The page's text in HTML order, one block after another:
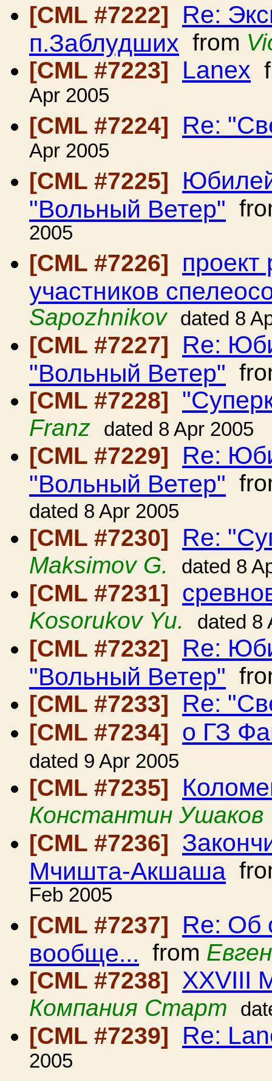
[CML #7222] Re:
п.Заблудших from
[CML #7223]
Lanex
Apr 2005
[CML #7224]
Re:
Apr 2005
[CML #7225]
"Вольный Ветер"
2005
[CML #7226]
проект
участников
Sapozhnikov
dated 8
[CML #7227] Re:
"Вольный Ветер"
[CML #7228]
Franz dated 8 Apr 2005
[CML #7229] Re:
"Вольный Ветер"
dated 8 Apr 2005
[CML #7230] Re:
Maksimov G. dated 8
[CML #7231]
Kosorukov Yu. dated 8
[CML #7232] Re:
"Вольный Ветер"
[CML #7233]
Re:
[CML #7234] о ГЗ
dated 9 Apr 2005
[CML #7235]
Константин Ушаков
[CML #7236]
Мчишта-Акшаша
Feb 2005
[CML #7237]
Re: Об
вообще... from
[CML #7238]
XXVIII
Компания Старт
[CML #7239] Re:
2005